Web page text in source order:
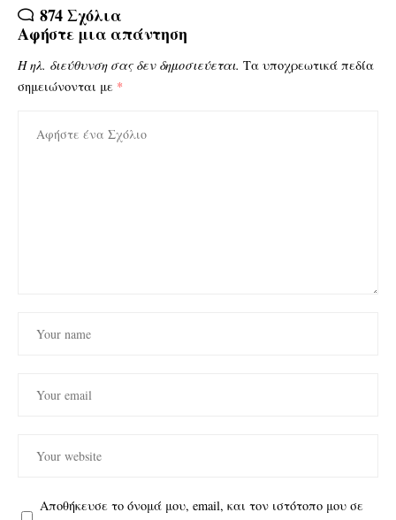
874 Σχόλια
Αφήστε μια απάντηση
Η ηλ. διεύθυνση σας δεν δημοσιεύεται. Τα υποχρεωτικά πεδία
σημειώνονται με *
Αποθήκευσε το όνομά μου, email, και τον ιστότοπο μου σε